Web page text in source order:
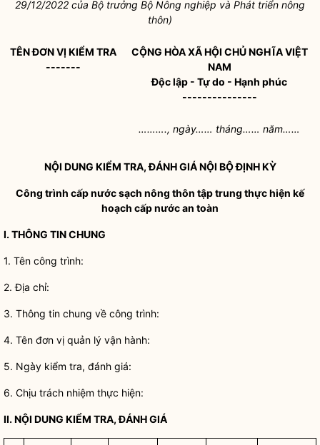
29/12/2022 của Bộ trưởng Bộ Nông nghiệp và Phát triển nông
thôn)
TÊN ĐƠN VỊ KIỂM TRA
-------
CỘNG HÒA XÃ HỘI CHỦ NGHĨA VIỆT
NAM
Độc lập - Tự do - Hạnh phúc
---------------
………., ngày…… tháng…… năm……
NỘI DUNG KIỂM TRA, ĐÁNH GIÁ NỘI BỘ ĐỊNH KỲ
Công trình cấp nước sạch nông thôn tập trung thực hiện kế
hoạch cấp nước an toàn
I. THÔNG TIN CHUNG
1. Tên công trình:
2.Địa chỉ:
3. Thông tin chung về công trình:
4. Tên đơn vị quản lý vận hành:
5. Ngày kiểm tra, đánh giá:
6. Chịu trách nhiệm thực hiện:
II. NỘI DUNG KIỂM TRA, ĐÁNH GIÁ